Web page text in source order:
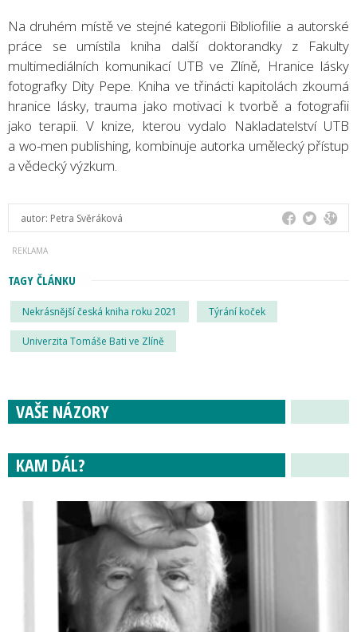
Na druhém místě ve stejné kategorii Bibliofilie a autorské
práce se umístila kniha další doktorandky z Fakulty
multimediálních komunikací UTB ve Zlíně, Hranice lásky
fotografky Dity Pepe. Kniha ve třinácti kapitolách zkoumá
hranice lásky, trauma jako motivaci k tvorbě a fotografii
jako terapii. V knize, kterou vydalo Nakladatelství UTB
a wo-men publishing, kombinuje autorka umělecký přístup
a vědecký výzkum.
autor: Petra Svěráková
TAGY ČLÁNKU
Nekrásnější česká kniha roku 2021 Týrání koček
Univerzita Tomáše Bati ve Zlíně
VAŠE NÁZORY
KAM DÁL?